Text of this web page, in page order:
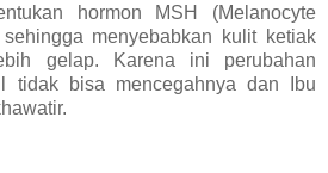
hormon MSH (Melanocyte
menyebabkan kulit ketiak
gelap. Karena ini perubahan
tidak bisa mencegahnya dan Ibu